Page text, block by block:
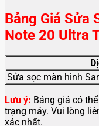
Bảng Giá Sửa
Note 20 Ultra
Sửa sọc màn hình
Lưu ý: Bảng giá có
trạng máy. Vui lòng
xác nhất.